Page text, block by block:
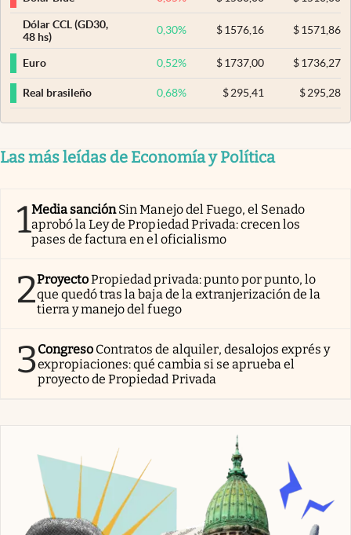
Dólar CCL (GD30,
48 hs)
0,30% $ 1576,16 $1571,86
Euro 0,52% $ 1737,00 $1736,27
Real brasileño 0,68% $ 295,41 $295,28
Las más leídas de Economía y Política
1Media sanciónSin Manejo del Fuego, el Senado
aprobó la Ley de Propiedad Privada: crecen los
pases de factura en el oficialismo
2ProyectoPropiedad privada: punto por punto, lo
que quedó tras la baja de la extranjerización de la
tierra y manejo del fuego
3Congreso Contratos de alquiler, desalojos exprés y
expropiaciones: qué cambia si se aprueba el
proyecto de Propiedad Privada